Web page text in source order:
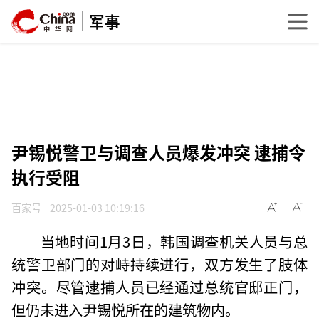
军事
尹锡悦警卫与调查人员爆发冲突 逮捕令
执行受阻
百家号 2025-01-03 10:19:16
当地时间1月3日，韩国调查机关人员与总
统警卫部门的对峙持续进行，双方发生了肢体
冲突。尽管逮捕人员已经通过总统官邸正门，
但仍未进入尹锡悦所在的建筑物内。